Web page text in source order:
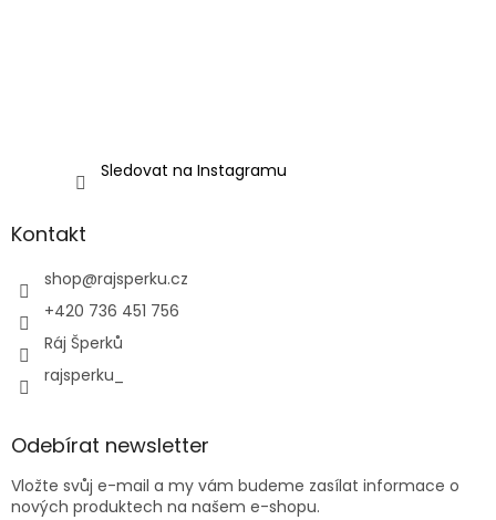
Sledovat na Instagramu
Kontakt
shop@rajsperku.cz
+420 736 451 756
Ráj Šperků
rajsperku_
Odebírat newsletter
Vložte svůj e-mail a my vám budeme zasílat informace o
nových produktech na našem e-shopu.